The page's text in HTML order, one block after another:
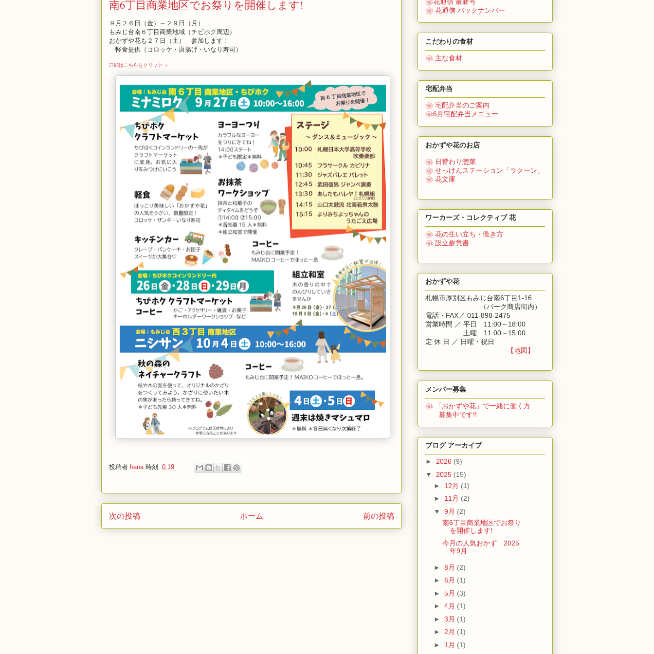
南6丁目商業地区でお祭りを開催します!
９月２６日（金）～２９日（月）
もみじ台南６丁目商業地域（チビホク周辺）
おかずや花も２７日（土） 参加します！
軽食提供（コロッケ・唐揚げ・いなり寿司）
詳細はこちらをクリック⇒
投稿者 hana 時刻: 0:19
次の投稿 前の投稿
ホーム
❀花通信 最新号
❀ 花通信 バックナンバー
こだわりの食材
❀ 主な食材
宅配弁当
❀ 宅配弁当のご案内
❀6月宅配弁当メニュー
おかずや花のお店
❀ 日替わり惣菜
❀ せっけんステーション「ラクーン」
❀ 花文庫
ワーカーズ・コレクティブ 花
❀ 花の生い立ち・働き方
❀ 設立趣意書
おかずや花
札幌市厚別区もみじ台南6丁目1-16
（パーク商店街内）
電話・FAX／ 011-898-2475
営業時間 ／ 平日 11:00～18:00
土曜 11:00～15:00
定 休 日 ／ 日曜・祝日
【地図】
メンバー募集
❀ 「おかずや花」 で一緒に働く方
募集中です!!
ブログ アーカイブ
► 2026 (9)
▼ 2025 (15)
► 12月 (1)
► 11月 (2)
▼ 9月 (2)
南6丁目商業地区でお祭り
を開催します!
今月の人気おかず 2025
年9月
► 8月 (2)
► 6月 (1)
► 5月 (3)
► 4月 (1)
► 3月 (1)
► 2月 (1)
► 1月 (1)